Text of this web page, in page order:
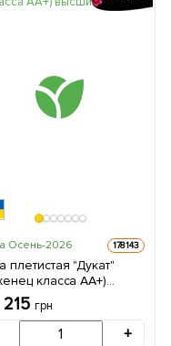
Осень-2026 178143
плетистая "Дукат"
класса АА+)
сорт 1 саженец в
215 грн
+